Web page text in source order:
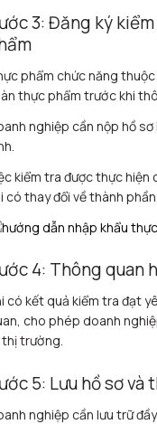
3: Đăng ký
phẩm chức năng
thực phẩm trước khi
nghiệp cần nộp hồ
kiểm tra được thực
có thay đổi về thành
4: Thông quan
có kết quả kiểm tra đạt
cho phép doanh
thị trường.
5: Lưu hồ sơ và
nghiệp cần lưu trữ